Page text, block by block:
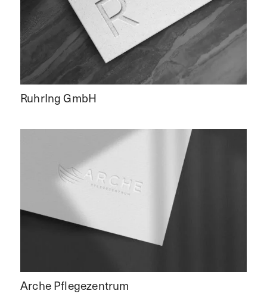
RuhrIng GmbH
Arche Pflegezentrum